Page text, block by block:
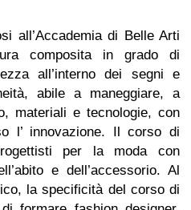
all’Accademia di Belle Arti
composita in grado di
all’interno dei segni e
abile a maneggiare, a
materiali e tecnologie, con
l’ innovazione. Il corso di
per la moda con
e dell’accessorio. Al
la specificità del corso di